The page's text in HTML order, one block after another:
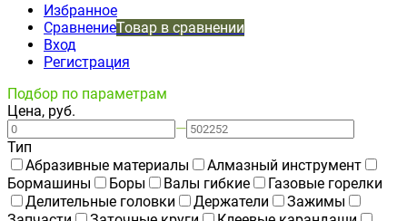
Избранное
СравнениеТовар в сравнении
Вход
Регистрация
Подбор по параметрам
Цена, руб.
—
Тип
Абразивные материалы
Алмазный инструмент
Бормашины
Боры Валы гибкие
Газовые горелки
Делительные головки
Держатели
Зажимы